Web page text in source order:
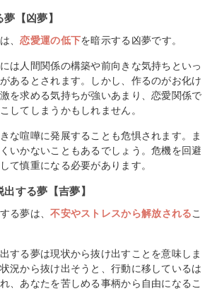
【凶夢】
、恋愛運の低下を暗示する凶夢です。
は人間関係の構築や前向きな気持ちといっ
あるとされます。しかし、作るのがお化け
を求める気持ちが強いあまり、恋愛関係で
してしまうかもしれません。
な喧嘩に発展することも危惧されます。ま
いかないこともあるでしょう。危機を回避
て慎重になる必要があります。
する夢【吉夢】
る夢は、不安やストレスから解放されるこ
する夢は現状から抜け出すことを意味しま
況から抜け出そうと、行動に移しているは
、あなたを苦しめる事柄から自由になるこ